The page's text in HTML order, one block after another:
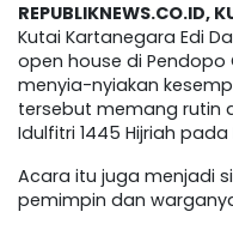
REPUBLIKNEWS.CO.ID,
Kutai Kartanegara Edi
open house di Pendopo
menyia-nyiakan
tersebut memang rutin
Idulfitri 1445 Hijriah
Acara itu juga menjadi
pemimpin dan